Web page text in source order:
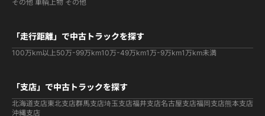
その他 車輌上物 その他
「走行距離」で中古トラックを探す
100万km以上50万-99万km10万-49万km1万-9万km1万km未満
「支店」で中古トラックを探す
北海道支店東北支店群馬支店埼玉支店福井支店名古屋支店福岡支店熊本支店
沖縄支店